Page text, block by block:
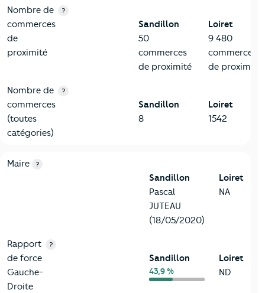
Nombre de
commerces
de
proximité
?
Sandillon
50
commerces
de proximité
Loiret
9 480
commerces
de proximité
Nombre de
commerces
(toutes
catégories)
?
Sandillon
8
Loiret
1542
6-Politique
Critères
Maire ?
Sandillon
Pascal
JUTEAU
(18/05/2020)
Loiret
NA
Rapport
de force
Gauche-
Droite
?
Sandillon
43,9 %
Loiret
ND